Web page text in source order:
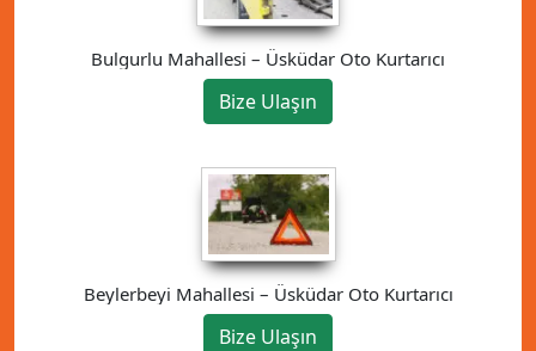
Bulgurlu Mahallesi – Üsküdar Oto Kurtarıcı
Bize Ulaşın
Beylerbeyi Mahallesi – Üsküdar Oto Kurtarıcı
Bize Ulaşın